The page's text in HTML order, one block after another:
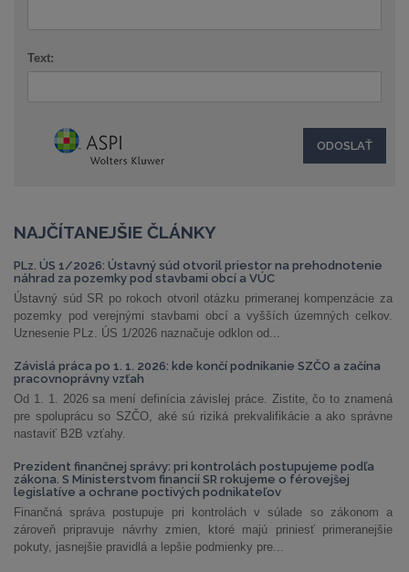
Text:
NAJČÍTANEJŠIE ČLÁNKY
PLz. ÚS 1/2026: Ústavný súd otvoril priestor na prehodnotenie
náhrad za pozemky pod stavbami obcí a VÚC
Ústavný súd SR po rokoch otvoril otázku primeranej kompenzácie za
pozemky pod verejnými stavbami obcí a vyšších územných celkov.
Uznesenie PLz. ÚS 1/2026 naznačuje odklon od...
Závislá práca po 1. 1. 2026: kde končí podnikanie SZČO a začína
pracovnoprávny vzťah
Od 1. 1. 2026 sa mení definícia závislej práce. Zistite, čo to znamená
pre spoluprácu so SZČO, aké sú riziká prekvalifikácie a ako správne
nastaviť B2B vzťahy.
Prezident finančnej správy: pri kontrolách postupujeme podľa
zákona. S Ministerstvom financií SR rokujeme o férovejšej
legislatíve a ochrane poctivých podnikateľov
Finančná správa postupuje pri kontrolách v súlade so zákonom a
zároveň pripravuje návrhy zmien, ktoré majú priniesť primeranejšie
pokuty, jasnejšie pravidlá a lepšie podmienky pre...